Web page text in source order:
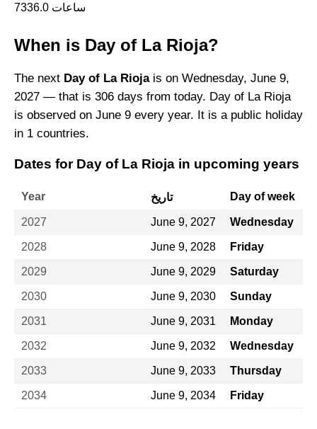
7336.0 ساعات
When is Day of La Rioja?
The next Day of La Riojais on Wednesday, June 9,
2027 — that is 306 days from today. Day of La Rioja
is observed on June 9 every year. It is a public holiday
in 1 countries.
Dates for Day of La Rioja in upcoming years
Year تاريخ Day of week
2027 June 9, 2027 Wednesday
2028 June 9, 2028 Friday
2029 June 9, 2029 Saturday
2030 June 9, 2030 Sunday
2031 June 9, 2031 Monday
2032 June 9, 2032 Wednesday
2033 June 9, 2033 Thursday
2034 June 9, 2034 Friday